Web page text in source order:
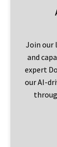
Join our
and
expert
our AI-